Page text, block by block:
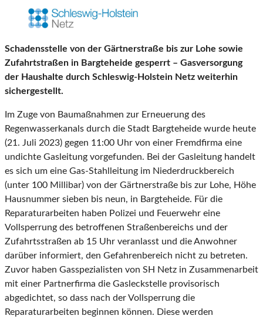
Schadensstelle von der Gärtnerstraße bis zur Lohe sowie
Zufahrtstraßen in Bargteheide gesperrt – Gasversorgung
der Haushalte durch Schleswig-Holstein Netz weiterhin
sichergestellt.
Im Zuge von Baumaßnahmen zur Erneuerung des
Regenwasserkanals durch die Stadt Bargteheide wurde heute
(21. Juli 2023) gegen 11:00 Uhr von einer Fremdfirma eine
undichte Gasleitung vorgefunden. Bei der Gasleitung handelt
es sich um eine Gas-Stahlleitung im Niederdruckbereich
(unter 100 Millibar) von der Gärtnerstraße bis zur Lohe, Höhe
Hausnummer sieben bis neun, in Bargteheide. Für die
Reparaturarbeiten haben Polizei und Feuerwehr eine
Vollsperrung des betroffenen Straßenbereichs und der
Zufahrtsstraßen ab 15 Uhr veranlasst und die Anwohner
darüber informiert, den Gefahrenbereich nicht zu betreten.
Zuvor haben Gasspezialisten von SH Netz in Zusammenarbeit
mit einer Partnerfirma die Gasleckstelle provisorisch
abgedichtet, so dass nach der Vollsperrung die
Reparaturarbeiten beginnen können. Diese werden